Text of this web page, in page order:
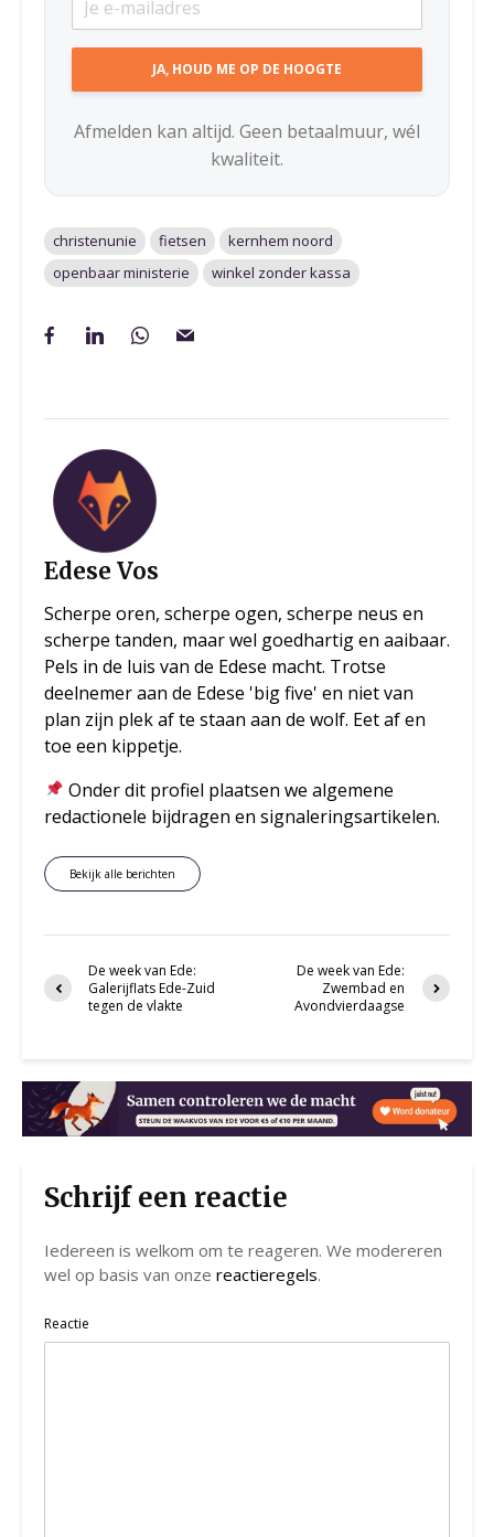
Afmelden kan altijd. Geen betaalmuur, wél
kwaliteit.
christenunie fietsen
kernhem noord
openbaar ministerie
winkel zonder kassa
Edese Vos
Scherpe oren, scherpe ogen, scherpe neus en
scherpe tanden, maar wel goedhartig en aaibaar.
Pels in de luis van de Edese macht. Trotse
deelnemer aan de Edese 'big five' en niet van
plan zijn plek af te staan aan de wolf. Eet af en
toe een kippetje.
Onder dit profiel plaatsen we algemene
redactionele bijdragen en signaleringsartikelen.
Bekijk alle berichten
De week van Ede:
Galerijflats Ede-Zuid
tegen de vlakte
De week van Ede:
Zwembad en
Avondvierdaagse
Schrijf een reactie
Iedereen is welkom om te reageren. We modereren
wel op basis van onze reactieregels.
Reactie